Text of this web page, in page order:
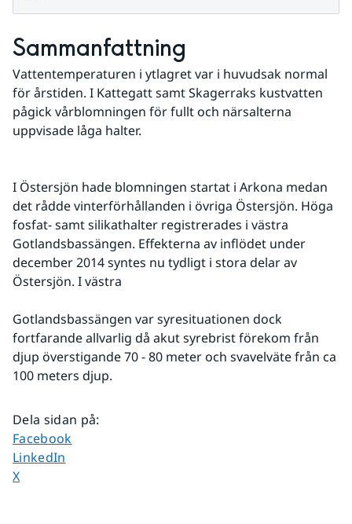
Sammanfattning
Vattentemperaturen i ytlagret var i huvudsak normal
för årstiden. I Kattegatt samt Skagerraks kustvatten
pågick vårblomningen för fullt och närsalterna
uppvisade låga halter.
I Östersjön hade blomningen startat i Arkona medan
det rådde vinterförhållanden i övriga Östersjön. Höga
fosfat- samt silikathalter registrerades i västra
Gotlandsbassängen. Effekterna av inflödet under
december 2014 syntes nu tydligt i stora delar av
Östersjön. I västra
Gotlandsbassängen var syresituationen dock
fortfarande allvarlig då akut syrebrist förekom från
djup överstigande 70 - 80 meter och svavelväte från ca
100 meters djup.
Dela sidan på:
Dela sidan på
Facebook
Dela sidan på
LinkedIn
Dela sidan på
X